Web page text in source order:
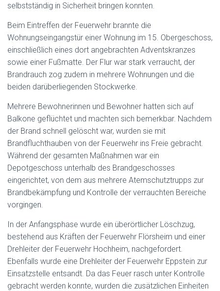
selbstständig in Sicherheit bringen konnten.
Beim Eintreffen der Feuerwehr brannte die
Wohnungseingangstür einer Wohnung im 15. Obergeschoss,
einschließlich eines dort angebrachten Adventskranzes
sowie einer Fußmatte. Der Flur war stark verraucht, der
Brandrauch zog zudem in mehrere Wohnungen und die
beiden darüberliegenden Stockwerke.
Mehrere Bewohnerinnen und Bewohner hatten sich auf
Balkone geflüchtet und machten sich bemerkbar. Nachdem
der Brand schnell gelöscht war, wurden sie mit
Brandfluchthauben von der Feuerwehr ins Freie gebracht.
Während der gesamten Maßnahmen war ein
Depotgeschoss unterhalb des Brandgeschosses
eingerichtet, von dem aus mehrere Atemschutztrupps zur
Brandbekämpfung und Kontrolle der verrauchten Bereiche
vorgingen.
In der Anfangsphase wurde ein überörtlicher Löschzug,
bestehend aus Kräften der Feuerwehr Flörsheim und einer
Drehleiter der Feuerwehr Hochheim, nachgefordert.
Ebenfalls wurde eine Drehleiter der Feuerwehr Eppstein zur
Einsatzstelle entsandt. Da das Feuer rasch unter Kontrolle
gebracht werden konnte, wurden die zusätzlichen Einheiten